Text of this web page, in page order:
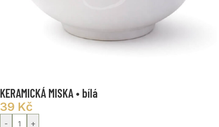
KERAMICKÁ MISKA • bílá
39 Kč
- +